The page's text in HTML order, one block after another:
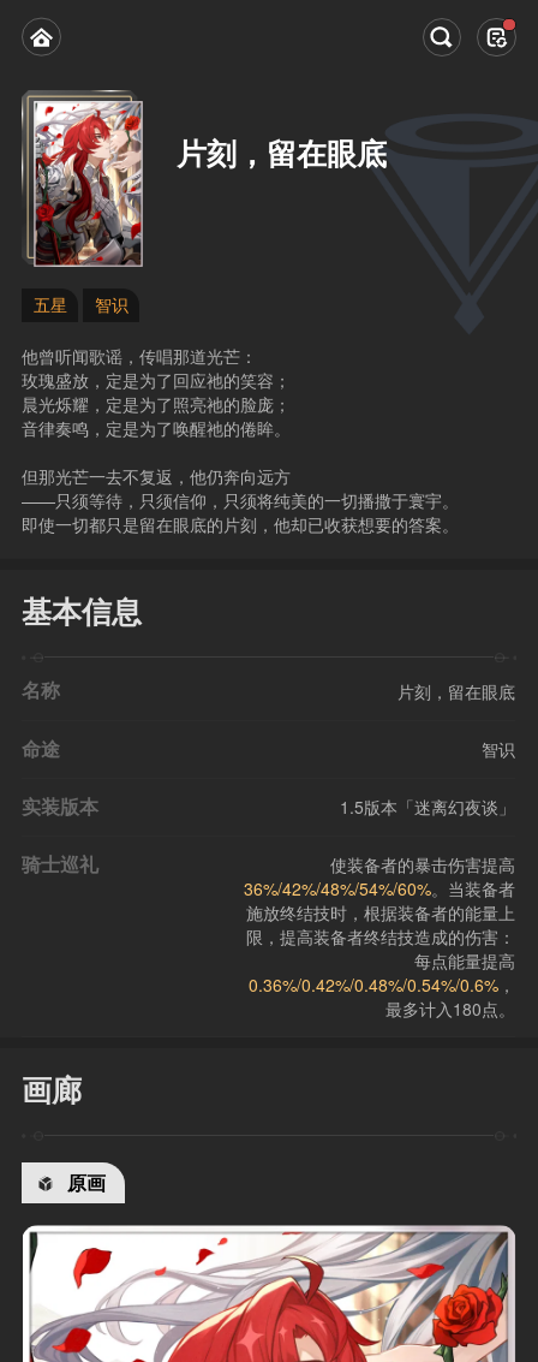
片刻，留在眼底
五星 智识
他曾听闻歌谣，传唱那道光芒：
玫瑰盛放，定是为了回应祂的笑容；
晨光烁耀，定是为了照亮祂的脸庞；
音律奏鸣，定是为了唤醒祂的倦眸。
但那光芒一去不复返，他仍奔向远方
——只须等待，只须信仰，只须将纯美的一切播撒于寰宇。
即使一切都只是留在眼底的片刻，他却已收获想要的答案。
基本信息
名称 片刻，留在眼底
命途 智识
实装版本 1.5版本「迷离幻夜谈」
骑士巡礼
使装备者的暴击伤害提高
36%/42%/48%/54%/60%。当装备者
施放终结技时，根据装备者的能量上
限，提高装备者终结技造成的伤害：
每点能量提高
0.36%/0.42%/0.48%/0.54%/0.6% ，
最多计入180点。
画廊
原画